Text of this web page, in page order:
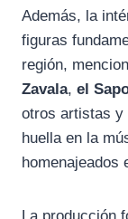
Además, la
figuras
región,
Zavala, el
otros artistas y
huella en la
homenajeados